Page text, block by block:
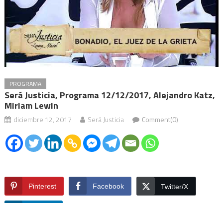
PROGRAMA
Será Justicia, Programa 12/12/2017, Alejandro Katz,
Miriam Lewin
diciembre 12, 2017 Será Justicia Comment(0)
Pinterest Facebook Twitter/X